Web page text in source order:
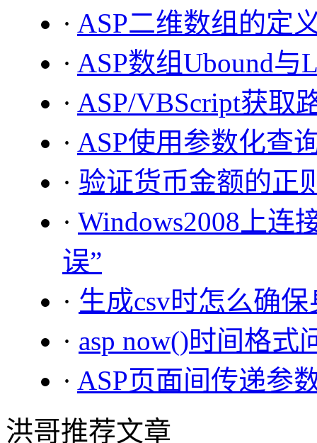
· ASP二维数组的定
· ASP数组Ubound与
· ASP/VBScript获取
· ASP使用参数化查
· 验证货币金额的正
· Windows2008上连
误”
· 生成csv时怎么确
· asp now()时间格式
· ASP页面间传递参
洪哥推荐文章